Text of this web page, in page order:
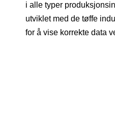
i alle typer
utviklet med de tøffe
for å vise korrekte data